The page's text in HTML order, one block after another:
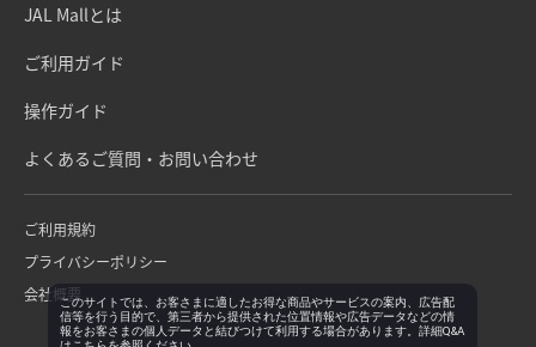
JAL Mallとは
ご利用ガイド
操作ガイド
よくあるご質問・お問い合わせ
ご利用規約
プライバシーポリシー
会社概要このサイトでは、お客さまに適したお得な商品やサービスの案内、広告配
信等を行う目的で、第三者から提供された位置情報や広告データなどの情
報をお客さまの個人データと結びつけて利用する場合があります。詳細Q&A